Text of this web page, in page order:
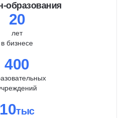
образования
20
лет
в бизнесе
400
10тыс